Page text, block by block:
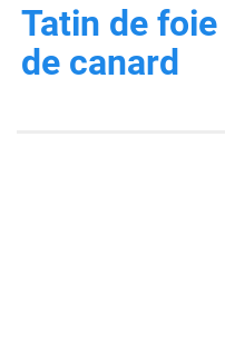
Tatin de
de canard